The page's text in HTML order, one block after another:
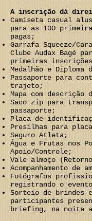
A inscrição dá
Camiseta casual
para as 100
pagas;
Garrafa Squeeze/
Clube Audax Bagé
primeiras
Medalhão e Diploma
Passaporte para
trajeto;
Mapa com descrição
Saco zip para
passaporte;
Placa de
Presilhas para
Seguro Atleta;
Água e Frutas nos
Apoio/Controle;
Vale almoço
Acompanhamento de
Fotógrafos
registrando o
Sorteio de brindes
participantes
briefing, na noite